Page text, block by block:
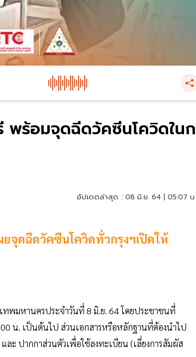
พร้อมจุดฉีดวัคซีนโควิดในก
อัปเดตล่าสุด : 08 มิ.ย. 64 | 05:07 น.
จุดฉีดวัคซีนโควิดทั่วกรุงฯเปิดให้
ทพมหานครประจำวันที่ 8 มิ.ย. 64 โดยประชาชนที่
น. เป็นต้นไป ส่วนเอกสารหรือหลักฐานที่ต้องนำไป
ะ ปากกาส่วนตัวเพื่อใช้ลงทะเบียน (เลี่ยงการสัมผัส